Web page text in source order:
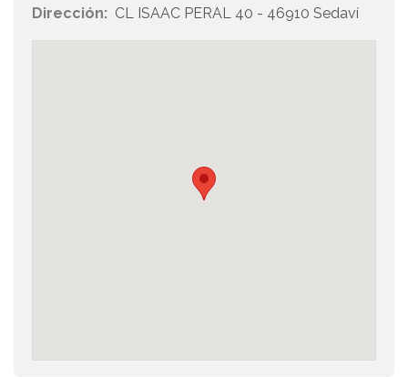
Dirección: CL ISAAC PERAL 40 - 46910 Sedaví